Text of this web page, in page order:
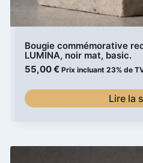
Bougie commémorative
LUMINA, noir mat, basic.
55,00€ Prix incluant 23% de
Lire la